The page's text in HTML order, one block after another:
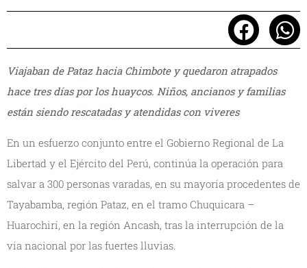
Viajaban de Pataz hacia Chimbote y quedaron atrapados
hace tres días por los huaycos. Niños, ancianos y familias
están siendo rescatadas y atendidas con viveres
En un esfuerzo conjunto entre el Gobierno Regional de La
Libertad y el Ejército del Perú, continúa la operación para
salvar a 300 personas varadas, en su mayoría procedentes de
Tayabamba, región Pataz, en el tramo Chuquicara –
Huarochirí, en la región Ancash, tras la interrupción de la
vía nacional por las fuertes lluvias.